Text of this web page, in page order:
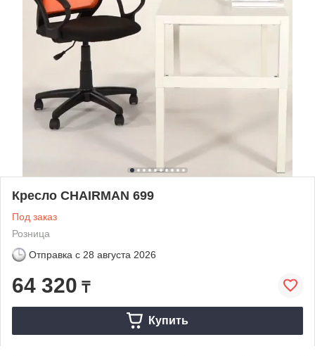
Кресло CHAIRMAN 699
Под заказ
Розница
Отправка с 28 августа 2026
64 320 ₸
Купить